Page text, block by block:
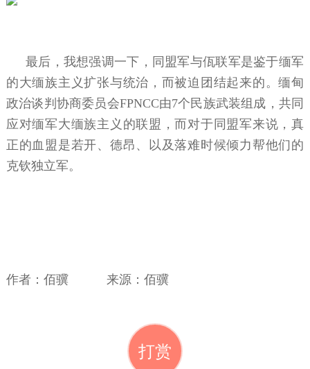
最后，我想强调一下，同盟军与佤联军是鉴于缅军
的大缅族主义扩张与统治，而被迫团结起来的。缅甸
政治谈判协商委员会FPNCC由7个民族武装组成，共同
应对缅军大缅族主义的联盟，而对于同盟军来说，真
正的血盟是若开、德昂、以及落难时候倾力帮他们的
克钦独立军。
作者：佰骥 来源：佰骥
打赏